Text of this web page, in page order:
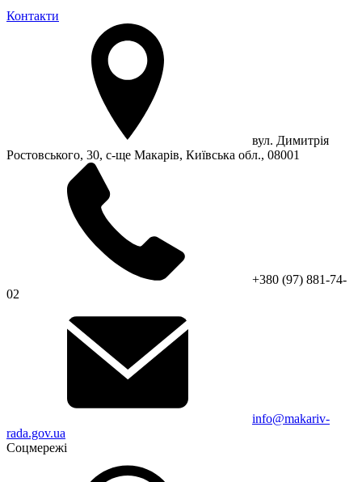
Контакти
вул. Димитрія
Ростовського, 30, с-ще Макарів, Київська обл., 08001
+380 (97) 881-74-
02
info@makariv-
rada.gov.ua
Соцмережі